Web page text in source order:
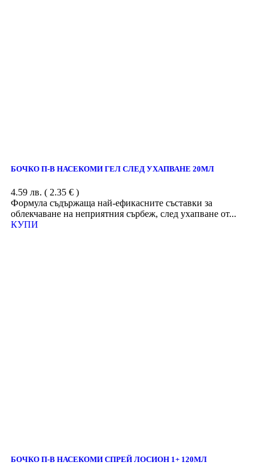
БОЧКО П-В НАСЕКОМИ ГЕЛ СЛЕД УХАПВАНЕ 20МЛ
4.59 лв. ( 2.35 € )
Формула съдържаща най-ефикасните съставки за
облекчаване на неприятния сърбеж, след ухапване от...
КУПИ
БОЧКО П-В НАСЕКОМИ СПРЕЙ ЛОСИОН 1+ 120МЛ